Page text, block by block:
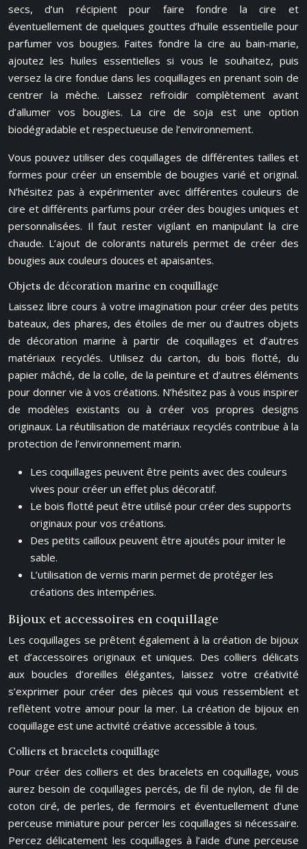
secs, d’un récipient pour faire fondre la cire et
éventuellement de quelques gouttes d’huile essentielle pour
parfumer vos bougies. Faites fondre la cire au bain-marie,
ajoutez les huiles essentielles si vous le souhaitez, puis
versez la cire fondue dans les coquillages en prenant soin de
centrer la mèche. Laissez refroidir complètement avant
d’allumer vos bougies. La cire de soja est une option
biodégradable et respectueuse de l’environnement.
Vous pouvez utiliser des coquillages de différentes tailles et
formes pour créer un ensemble de bougies varié et original.
N’hésitez pas à expérimenter avec différentes couleurs de
cire et différents parfums pour créer des bougies uniques et
personnalisées. Il faut rester vigilant en manipulant la cire
chaude. L’ajout de colorants naturels permet de créer des
bougies aux couleurs douces et apaisantes.
Objets de décoration marine en coquillage
Laissez libre cours à votre imagination pour créer des petits
bateaux, des phares, des étoiles de mer ou d’autres objets
de décoration marine à partir de coquillages et d’autres
matériaux recyclés. Utilisez du carton, du bois flotté, du
papier mâché, de la colle, de la peinture et d’autres éléments
pour donner vie à vos créations. N’hésitez pas à vous inspirer
de modèles existants ou à créer vos propres designs
originaux. La réutilisation de matériaux recyclés contribue à la
protection de l’environnement marin.
Les coquillages peuvent être peints avec des couleurs
vives pour créer un effet plus décoratif.
Le bois flotté peut être utilisé pour créer des supports
originaux pour vos créations.
Des petits cailloux peuvent être ajoutés pour imiter le
sable.
L’utilisation de vernis marin permet de protéger les
créations des intempéries.
Bijoux et accessoires en coquillage
Les coquillages se prêtent également à la création de bijoux
et d’accessoires originaux et uniques. Des colliers délicats
aux boucles d’oreilles élégantes, laissez votre créativité
s’exprimer pour créer des pièces qui vous ressemblent et
reflètent votre amour pour la mer. La création de bijoux en
coquillage est une activité créative accessible à tous.
Colliers et bracelets coquillage
Pour créer des colliers et des bracelets en coquillage, vous
aurez besoin de coquillages percés, de fil de nylon, de fil de
coton ciré, de perles, de fermoirs et éventuellement d’une
perceuse miniature pour percer les coquillages si nécessaire.
Percez délicatement les coquillages à l’aide d’une perceuse